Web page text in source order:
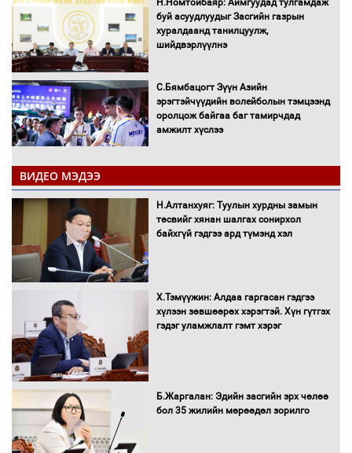
Н.Номтойбаяр: Аймгуудад тулгамдаж
буй асуудлуудыг Засгийн газрын
хуралдаанд танилцуулж,
шийдвэрлүүлнэ
С.Бямбацогт Зүүн Азийн
эрэгтэйчүүдийн волейболын тэмцээнд
оролцож байгаа баг тамирчдад
амжилт хүслээ
Автобензин, дизель түлшний онцгой
албан татварыг тэглэлээ
Санхүүгийн хэмнэлтийн горимд эрүүл
мэндийн салбар хамаарахгүй
Нөөцийн махны худалдаа,
борлуулалтыг нээлттэй ил тод
ВИДЕО МЭДЭЭ
Н.Алтанхуяг: Туулын хурдны замын
төсвийг хянан шалгах сонирхол
байхгүй гэдгээ ард түмэнд хэл
Х.Тэмүүжин: Алдаа гаргасан гэдгээ
хүлээн зөвшөөрөх хэрэгтэй. Хүн гүтгэх
гэдэг уламжлалт гэмт хэрэг
Б.Жаргалан: Эдийн засгийн эрх чөлөө
бол 35 жилийн мөрөөдөл зорилго